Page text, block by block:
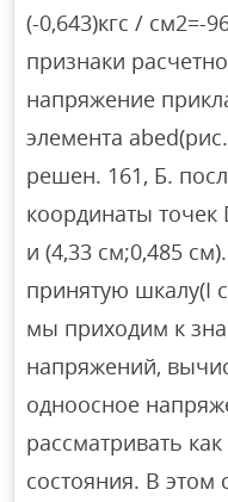
(-0,643)кгс / см2=-
признаки
напряжение
элемента
решен. 161, Б.
координаты точек
и (4,33 см;0,485
принятую шкалу(I
мы приходим к
напряжений,
одноосное
рассматривать
состояния. В этом